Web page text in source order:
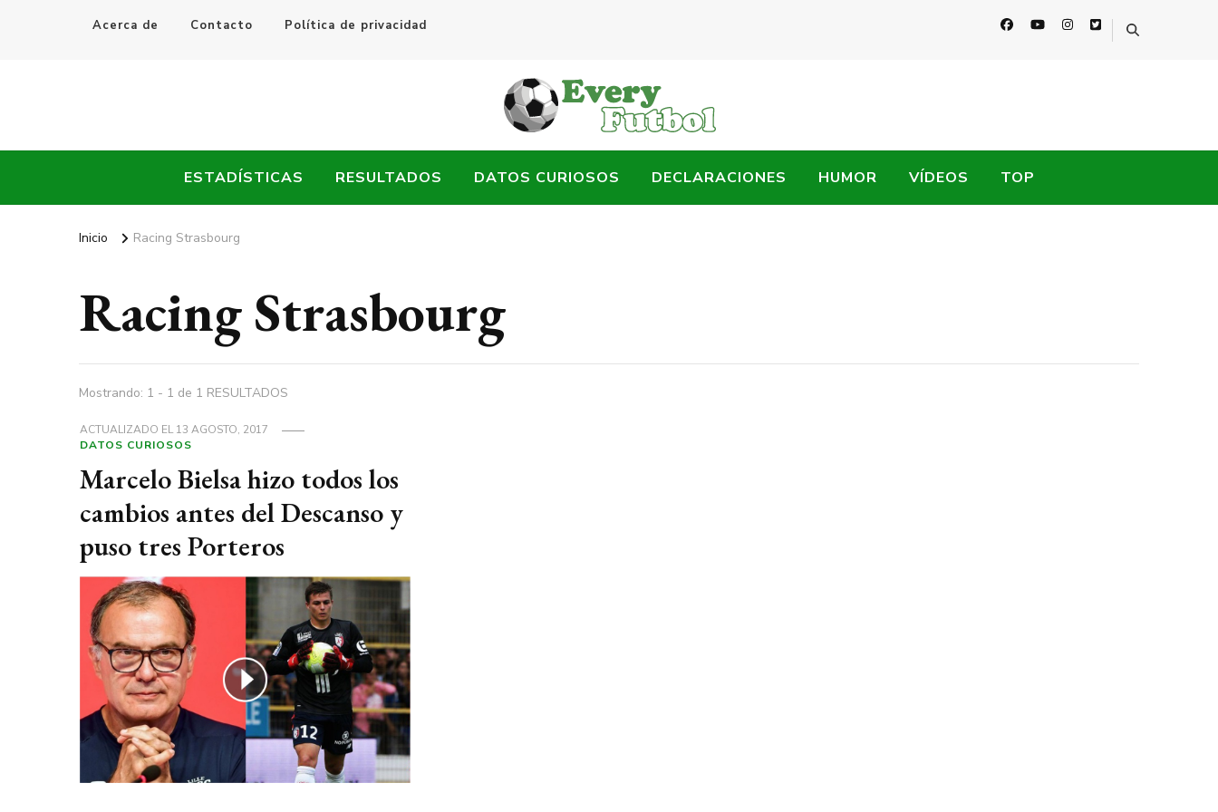
Acerca de Contacto Política de privacidad
Every Fútbol
ESTADÍSTICAS RESULTADOS DATOS CURIOSOS DECLARACIONES HUMOR VÍDEOS TOP
Inicio Racing Strasbourg
Racing Strasbourg
Mostrando: 1 - 1 de 1 RESULTADOS
ACTUALIZADO EL13 AGOSTO, 2017
DATOS CURIOSOS
Marcelo Bielsa hizo todos los
cambios antes del Descanso y
puso tres Porteros